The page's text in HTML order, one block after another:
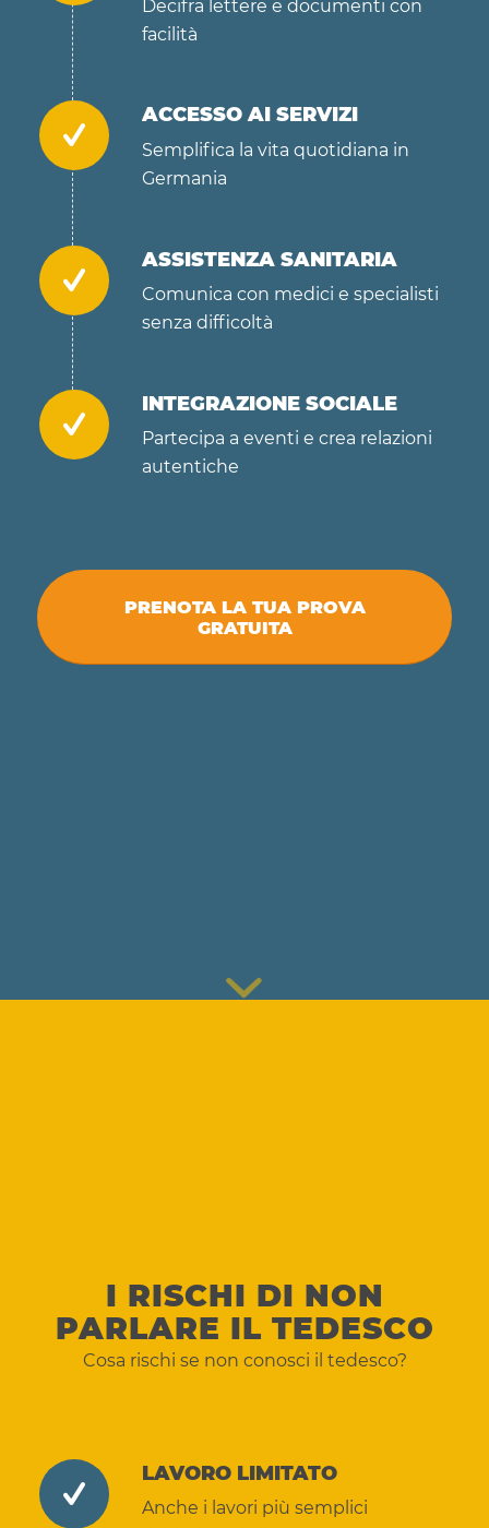
Decifra lettere e documenti con
facilità
ACCESSO AI SERVIZI
Semplifica la vita quotidiana in
Germania
ASSISTENZA SANITARIA
Comunica con medici e specialisti
senza difficoltà
INTEGRAZIONE SOCIALE
Partecipa a eventi e crea relazioni
autentiche
PRENOTA LA TUA PROVA
GRATUITA
I RISCHI DI NON
PARLARE IL TEDESCO
Cosa rischi se non conosci il tedesco?
LAVORO LIMITATO
Anche i lavori più semplici